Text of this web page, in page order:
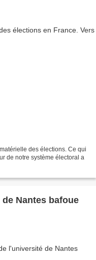
des élections. Ce qui
de notre système électoral a
Nantes bafoue